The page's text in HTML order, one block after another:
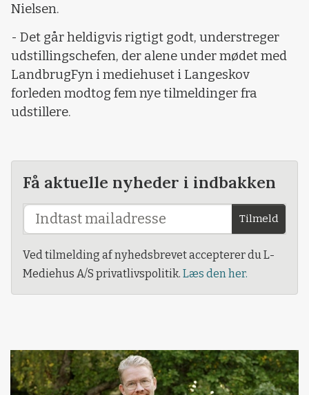
Nielsen.
- Det går heldigvis rigtigt godt, understreger
udstillingschefen, der alene under mødet med
LandbrugFyn i mediehuset i Langeskov
forleden modtog fem nye tilmeldinger fra
udstillere.
Få aktuelle nyheder i indbakken
Tilmeld
Ved tilmelding af nyhedsbrevet accepterer du L-
Mediehus A/S privatlivspolitik. Læs den her.